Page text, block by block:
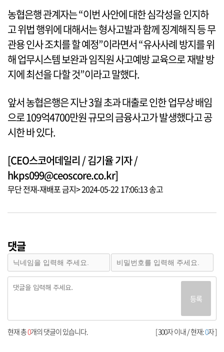
농협은행 관계자는 “이번 사안에 대한 심각성을 인지하
고 위법 행위에 대해서는 형사고발과 함께 징계해직 등 무
관용 인사 조치를 할 예정”이라면서 “유사사례 방지를 위
해 업무시스템 보완과 임직원 사고예방 교육으로 재발 방
지에 최선을 다할 것”이라고 말했다.
앞서 농협은행은 지난 3월 초과 대출로 인한 업무상 배임
으로 109억4700만원 규모의 금융사고가 발생했다고 공
시한 바 있다.
[CEO스코어데일리 / 김기율 기자 /
hkps099@ceoscore.co.kr]
무단 전재-재배포 금지> 2024-05-22 17:06:13 송고
댓글
등록
[ 300자 이내 / 현재:0자 ]
현재 총0개의 댓글이 있습니다.